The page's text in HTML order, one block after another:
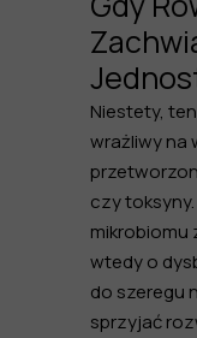
Niestety,
wrażliwy na
czy
mikrobiomu
wtedy o
do szeregu
sprzyjać